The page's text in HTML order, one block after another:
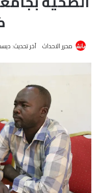
محرر الاحداث آخر تحديث: ديسمبر 5,